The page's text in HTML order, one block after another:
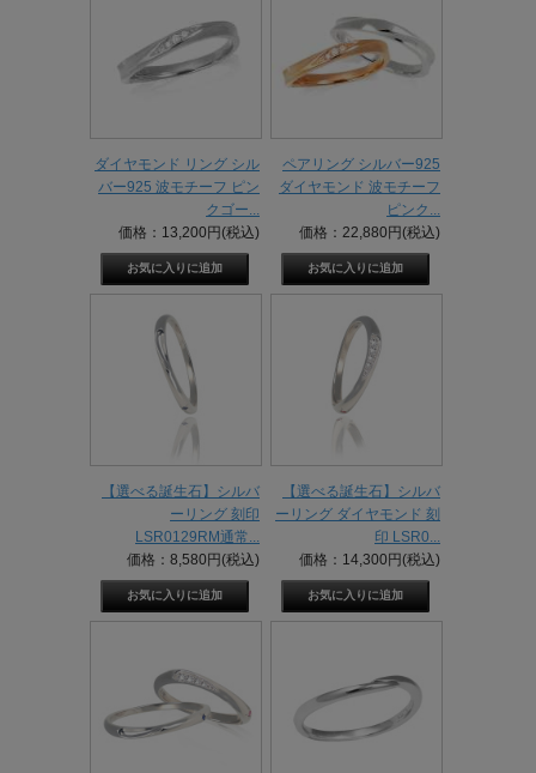
ダイヤモンド リング シル
バー925 波モチーフ ピン
クゴー...
価格：13,200円(税込)
ペアリング シルバー925
ダイヤモンド 波モチーフ
ピンク...
価格：22,880円(税込)
【選べる誕生石】シルバ
ーリング 刻印
LSR0129RM通常...
価格：8,580円(税込)
【選べる誕生石】シルバ
ーリング ダイヤモンド 刻
印 LSR0...
価格：14,300円(税込)